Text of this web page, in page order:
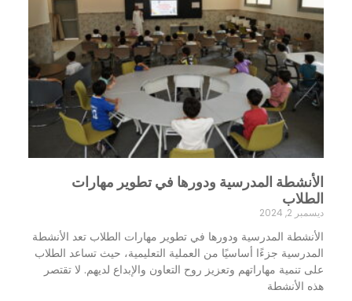
الأنشطة المدرسية ودورها في تطوير مهارات
الطلاب
ديسمبر 2, 2024
الأنشطة المدرسية ودورها في تطوير مهارات الطلاب تعد الأنشطة
المدرسية جزءًا أساسيًا من العملية التعليمية، حيث تساعد الطلاب
على تنمية مهاراتهم وتعزيز روح التعاون والإبداع لديهم. لا تقتصر
هذه الأنشطة